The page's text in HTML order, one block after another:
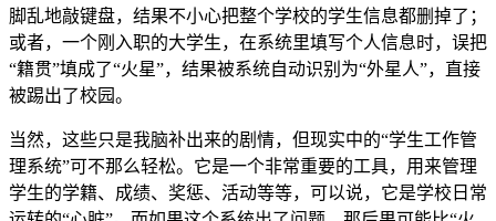
脚乱地敲键盘，结果不小心把整个学校的学生信息都删掉了；
或者，一个刚入职的大学生，在系统里填写个人信息时，误把
“籍贯”填成了“火星”，结果被系统自动识别为“外星人”，直接
被踢出了校园。
当然，这些只是我脑补出来的剧情，但现实中的“学生工作管
理系统”可不那么轻松。它是一个非常重要的工具，用来管理
学生的学籍、成绩、奖惩、活动等等，可以说，它是学校日常